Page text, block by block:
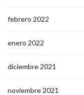
febrero 2022
enero 2022
diciembre 2021
noviembre 2021